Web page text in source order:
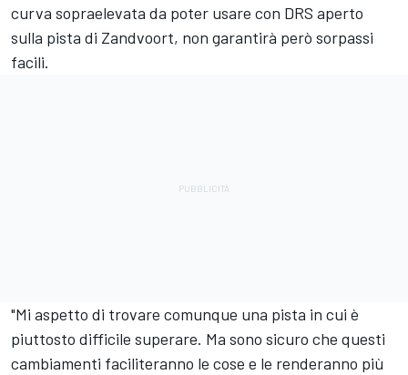
curva sopraelevata da poter usare con DRS aperto
sulla pista di Zandvoort, non garantirà però sorpassi
facili.
"Mi aspetto di trovare comunque una pista in cui è
piuttosto difficile superare. Ma sono sicuro che questi
cambiamenti faciliteranno le cose e le renderanno più